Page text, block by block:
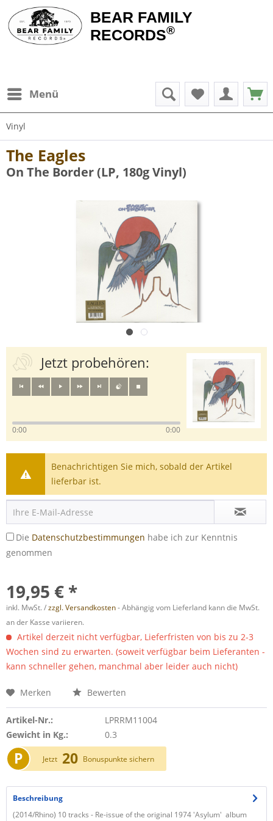
BEAR FAMILY
RECORDS®
Menü
Vinyl
The Eagles
On The Border (LP, 180g Vinyl)
Jetzt probehören:
0:00 0:00
Benachrichtigen Sie mich, sobald der Artikel
lieferbar ist.
Die Datenschutzbestimmungen habe ich zur Kenntnis
genommen
19,95 € *
inkl. MwSt. /zzgl. Versandkosten- Abhängig vom Lieferland kann die MwSt.
an der Kasse variieren.
Artikel derzeit nicht verfügbar, Lieferfristen von bis zu 2-3
Wochen sind zu erwarten. (soweit verfügbar beim Lieferanten -
kann schneller gehen, manchmal aber leider auch nicht)
Merken Bewerten
Artikel-Nr.:
LPRRM11004
Gewicht in Kg.:
0.3
P Jetzt 20 Bonuspunkte sichern
Beschreibung
(2014/Rhino) 10 tracks - Re-issue of the original 1974 'Asylum' album